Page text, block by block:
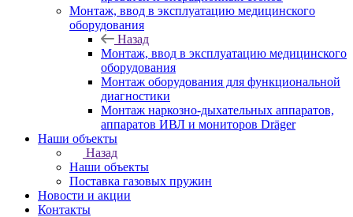
Монтаж, ввод в эксплуатацию медицинского
оборудования
Назад
Монтаж, ввод в эксплуатацию медицинского
оборудования
Монтаж оборудования для функциональной
диагностики
Монтаж наркозно-дыхательных аппаратов,
аппаратов ИВЛ и мониторов Dräger
Наши объекты
Назад
Наши объекты
Поставка газовых пружин
Новости и акции
Контакты